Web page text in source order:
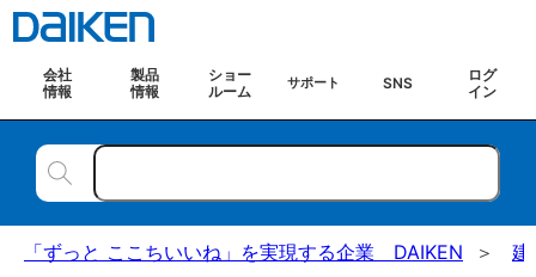
会社
情報
製品
情報
ショー
ルーム
サポート SNS
ログ
イン
「ずっと ここちいいね」を実現する企業 DAIKEN 建